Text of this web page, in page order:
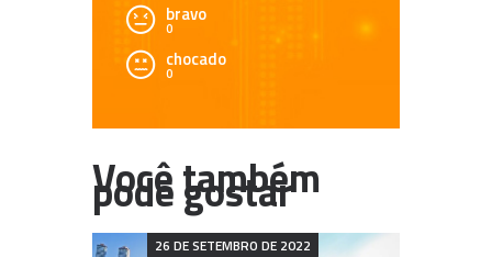
bravo
0
chocado
0
26 DE SETEMBRO DE 2022